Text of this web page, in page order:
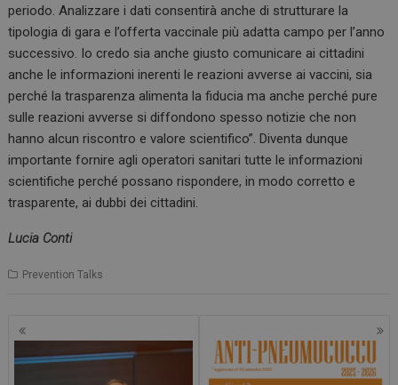
periodo. Analizzare i dati consentirà anche di strutturare la
tipologia di gara e l’offerta vaccinale più adatta campo per l’anno
successivo. Io credo sia anche giusto comunicare ai cittadini
anche le informazioni inerenti le reazioni avverse ai vaccini, sia
perché la trasparenza alimenta la fiducia ma anche perché pure
sulle reazioni avverse si diffondono spesso notizie che non
hanno alcun riscontro e valore scientifico”. Diventa dunque
importante fornire agli operatori sanitari tutte le informazioni
scientifiche perché possano rispondere, in modo corretto e
trasparente, ai dubbi dei cittadini.
Lucia Conti
Prevention Talks
Google LLC
Sessione
Questo